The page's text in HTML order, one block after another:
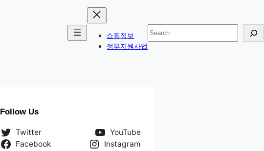
쇼핑정보
정부지원사업
검
색
Follow Us
Twitter
YouTube
Facebook
Instagram